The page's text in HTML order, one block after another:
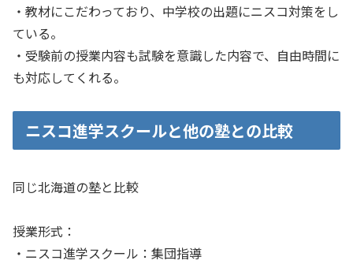
・教材にこだわっており、中学校の出題にニスコ対策をし
ている。
・受験前の授業内容も試験を意識した内容で、自由時間に
も対応してくれる。
ニスコ進学スクールと他の塾との比較
同じ北海道の塾と比較
授業形式：
・ニスコ進学スクール：集団指導